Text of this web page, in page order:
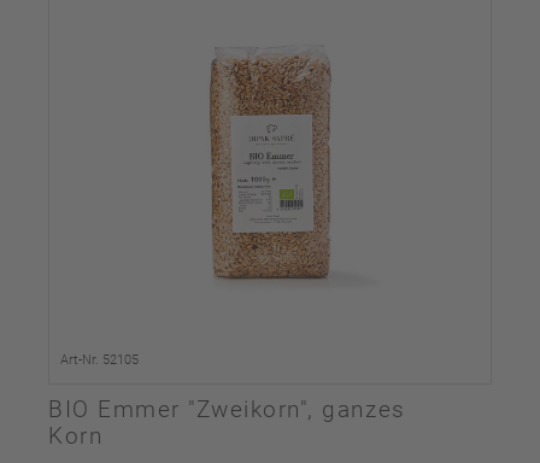
Art-Nr. 52105
BIO Emmer "Zweikorn", ganzes
Korn